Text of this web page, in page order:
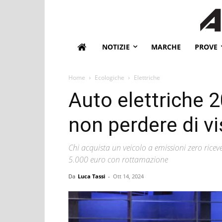
NOTIZIE MARCHE PROVE
Home Ecologiche Elettriche
Auto elettriche
non perdere di
Chi acquista un veicolo a emissioni zero
5.000 euro con rottamazione
Da Luca Tassi - Ott 14, 2024